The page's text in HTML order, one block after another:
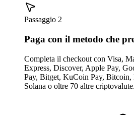
Passaggio 2
Paga con il metodo che
Completa il checkout con Visa,
Express, Discover, Apple Pay,
Pay, Bitget, KuCoin Pay,
Solana o oltre 70 altre criptovalute.